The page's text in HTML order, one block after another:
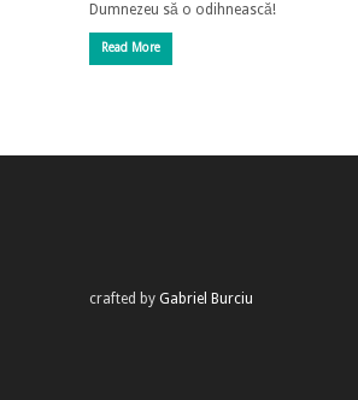
Dumnezeu să o odihnească!
Read More
crafted by Gabriel Burciu